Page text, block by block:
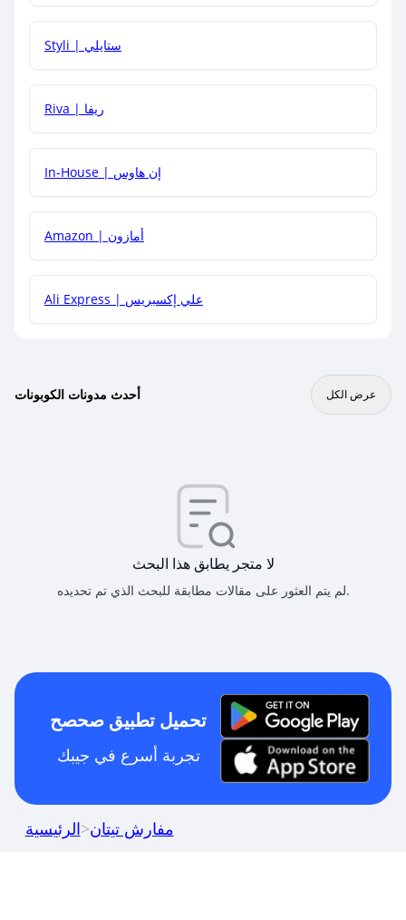
هل يمكنني جمع كود خصم مع العروض الأخرى؟
Styli | ستايلي
Riva | ريفا
In-House | إن هاوس
Amazon | أمازون
Ali Express | علي إكسبريس
أحدث مدونات الكوبونات عرض الكل
لا متجر يطابق هذا البحث
لم يتم العثور على مقالات مطابقة للبحث الذي تم تحديده.
تحميل تطبيق صحصح
تجربة أسرع في جيبك
الرئيسية>مفارش تيتان